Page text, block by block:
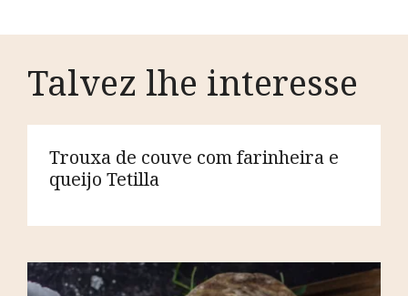
Talvez lhe interesse
Trouxa de couve com farinheira e
queijo Tetilla